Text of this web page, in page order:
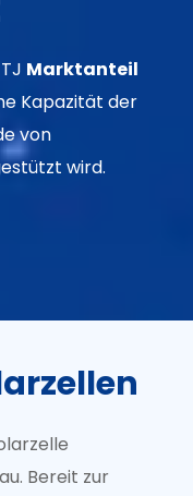
Marktanteil
Kapazität der
von
wird.
Bereit zur